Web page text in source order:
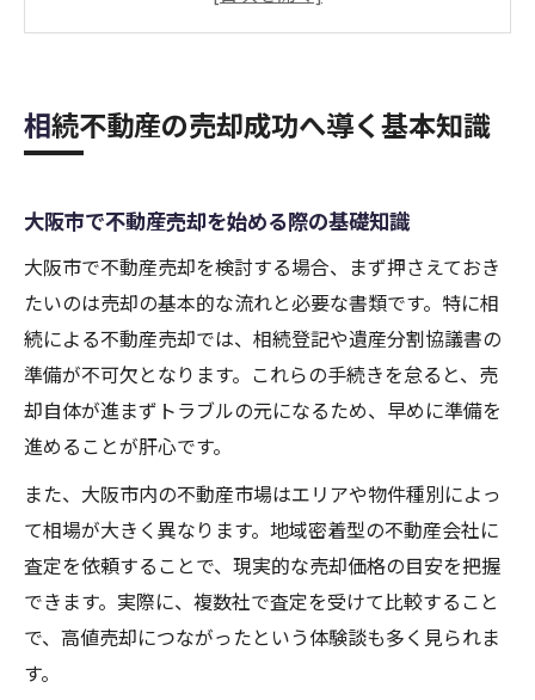
大阪府大阪市で不動産売却を円滑に進めるポイ
大阪市で不動産売却を円滑に進める手順と
は
不動産売却サポート関西による実践的アド
バイス
関西不動産買取のメリットと注意点を解説
不動産売却専門業者の選び方とポイント
最新の大阪市不動産売買事情を押さえる重
要性
相続手続きが複雑なとき活用したい実務ノウハ
ウ
相続不動産の売却で避けたいトラブル事例
複雑な相続手続きをスムーズに進める方法
相続不動産の売却成功へ導く基本知識
大阪市で不動産売却を始める際の基礎知識
大阪市で不動産売却を検討する場合、まず押さえておき
たいのは売却の基本的な流れと必要な書類です。特に相
続による不動産売却では、相続登記や遺産分割協議書の
準備が不可欠となります。これらの手続きを怠ると、売
却自体が進まずトラブルの元になるため、早めに準備を
進めることが肝心です。
また、大阪市内の不動産市場はエリアや物件種別によっ
て相場が大きく異なります。地域密着型の不動産会社に
査定を依頼することで、現実的な売却価格の目安を把握
できます。実際に、複数社で査定を受けて比較すること
で、高値売却につながったという体験談も多く見られま
す。